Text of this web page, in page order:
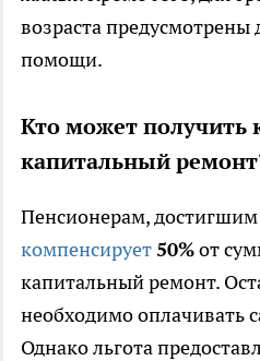
возраста
помощи.
Кто может получить
капитальный
Пенсионерам, достигшим
компенсирует 50%от
капитальный ремонт.
необходимо оплачивать
Однако льгота